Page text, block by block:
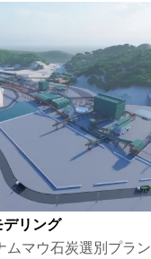
リング
ムマウ石炭選別プラ